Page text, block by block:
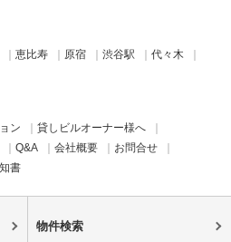
恵比寿 原宿 渋谷駅
代々木
ン
貸しビルオーナー様へ
Q&A 会社概要
お問合せ
書
物件検索